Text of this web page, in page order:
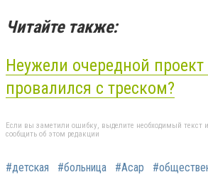
Читайте также:
Неужели очередной
провалился с треском?
Если вы заметили ошибку, выделите необходимый текст
сообщить об этом редакции
#детская #больница #Асар